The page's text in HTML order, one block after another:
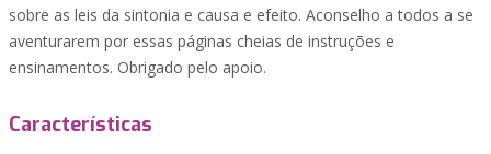
sobre as leis da sintonia e causa e efeito. Aconselho a todos a se
aventurarem por essas páginas cheias de instruções e
ensinamentos. Obrigado pelo apoio.
Características